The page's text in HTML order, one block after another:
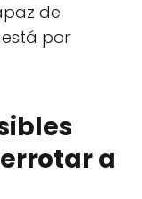
de
por
a